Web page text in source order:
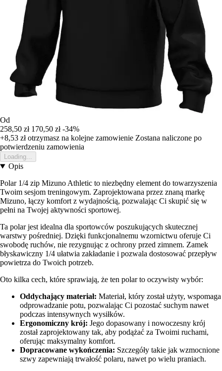
Od
258,50 zł 170,50 zł -34%
+8,53 złotrzymasz na kolejne zamowienie Zostana naliczone po
potwierdzeniu zamowienia
Loading...
Opis
Polar 1/4 zip Mizuno Athletic to niezbędny element do towarzyszenia
Twoim sesjom treningowym. Zaprojektowana przez znaną markę
Mizuno, łączy komfort z wydajnością, pozwalając Ci skupić się w
pełni na Twojej aktywności sportowej.
Ta polar jest idealna dla sportowców poszukujących skutecznej
warstwy pośredniej. Dzięki funkcjonalnemu wzornictwu oferuje Ci
swobodę ruchów, nie rezygnując z ochrony przed zimnem. Zamek
błyskawiczny 1/4 ułatwia zakładanie i pozwala dostosować przepływ
powietrza do Twoich potrzeb.
Oto kilka cech, które sprawiają, że ten polar to oczywisty wybór:
Oddychający materiał: Materiał, który został użyty, wspomaga
odprowadzanie potu, pozwalając Ci pozostać suchym nawet
podczas intensywnych wysiłków.
Ergonomiczny krój: Jego dopasowany i nowoczesny krój
został zaprojektowany tak, aby podążać za Twoimi ruchami,
oferując maksymalny komfort.
Dopracowane wykończenia: Szczegóły takie jak wzmocnione
szwy zapewniają trwałość polaru, nawet po wielu praniach.